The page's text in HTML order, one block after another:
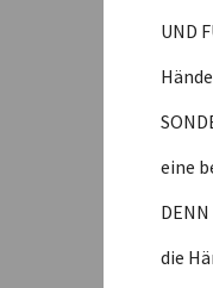
UND
eine
DENN
die